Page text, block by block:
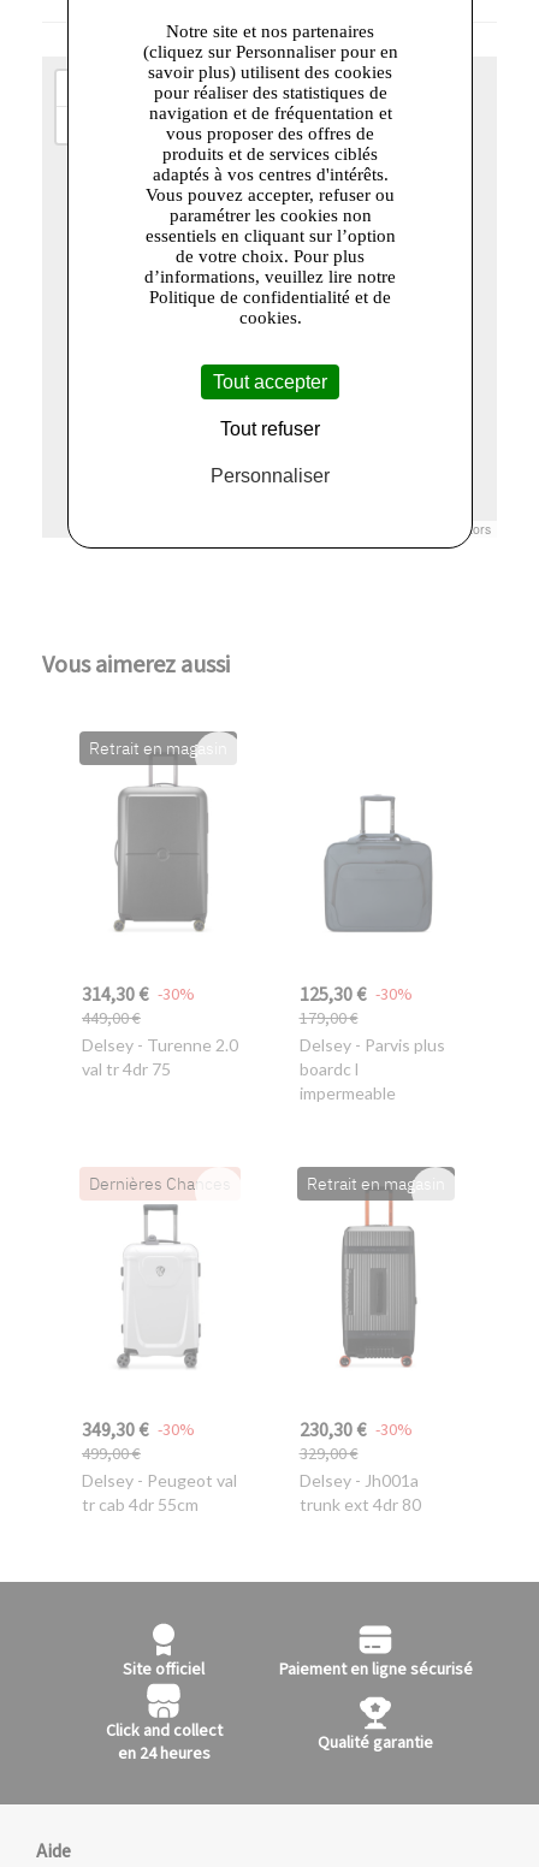
contributors
Vous aimerez aussi
Retrait en magasin
314,30 €
449,00 €
-30%
Delsey - Turenne 2.0
val tr 4dr 75
125,30 €
179,00 €
-30%
Delsey- Parvis plus
boardc l
impermeable
Dernières Chances
349,30 €
499,00 €
-30%
Delsey - Peugeot val
tr cab 4dr 55cm
Retrait en magasin
230,30 €
329,00 €
-30%
Delsey- Jh001a
trunk ext 4dr 80
Site officiel Paiement en ligne sécurisé
Click and collect
en 24 heures
Qualité garantie
Aide
Notre site et nos partenaires
(cliquez sur Personnaliser pour en
savoir plus) utilisent des cookies
pour réaliser des statistiques de
navigation et de fréquentation et
vous proposer des offres de
produits et de services ciblés
adaptés à vos centres d'intérêts.
Vous pouvez accepter, refuser ou
paramétrer les cookies non
essentiels en cliquant sur l’option
de votre choix. Pour plus
d’informations, veuillez lire notre
Politique de confidentialité et de
cookies.
Tout accepter
Tout refuser
Personnaliser